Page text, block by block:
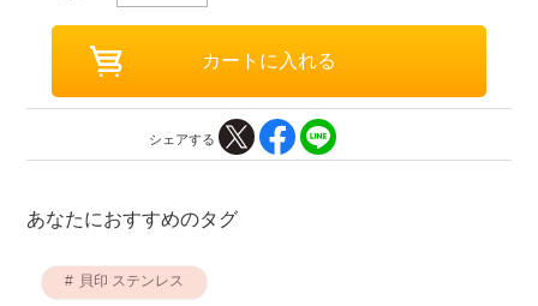
シェアする
あなたにおすすめのタグ
貝印 ステンレス